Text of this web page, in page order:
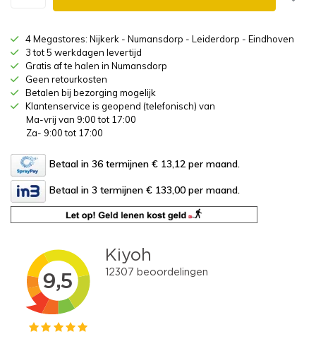
4 Megastores: Nijkerk - Numansdorp - Leiderdorp - Eindhoven
3 tot 5 werkdagen levertijd
Gratis af te halen in Numansdorp
Geen retourkosten
Betalen bij bezorging mogelijk
Klantenservice is geopend (telefonisch) van
Ma-vrij van 9:00 tot 17:00
Za- 9:00 tot 17:00
Betaal in 36 termijnen € 13,12 per maand.
Betaal in 3 termijnen € 133,00 per maand.